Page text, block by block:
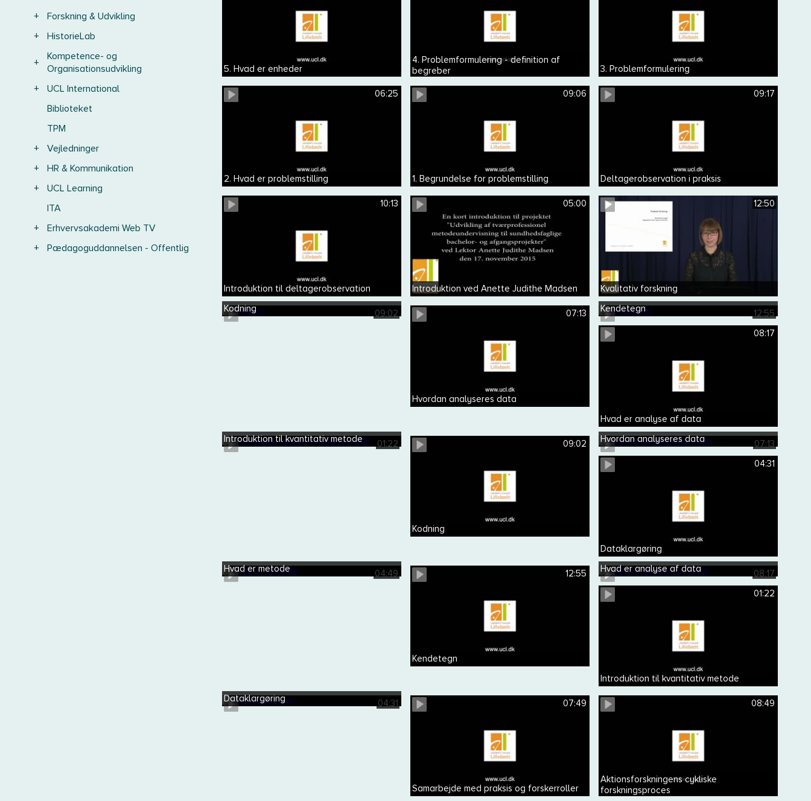
+
Forskning & Udvikling
+
HistorieLab
+
Kompetence- og
Organisationsudvikling
+
UCL International
Biblioteket
TPM
+
Vejledninger
+
HR & Kommunikation
+
UCL Learning
ITA
+
Erhvervsakademi Web TV
+
Pædagoguddannelsen - Offentlig
5. Hvad er enheder
4. Problemformulering - definition af
begreber
3. Problemformulering
06:25
2. Hvad er problemstilling
09:06
1. Begrundelse for problemstilling
09:17
Deltagerobservation i praksis
10:13
Introduktion til deltagerobservation
05:00
Introduktion ved Anette Judithe Madsen
12:50
Kvalitativ forskning
09:02
Kodning 07:13
Hvordan analyseres data
12:55
Kendetegn
08:17
Hvad er analyse af data
01:22
Introduktion til kvantitativ metode 09:02
Kodning
07:13
Hvordan analyseres data
04:31
Dataklargøring
04:49
Hvad er metode 12:55
Kendetegn
08:17
Hvad er analyse af data
01:22
Introduktion til kvantitativ metode
04:31
Dataklargøring 07:49
Samarbejde med praksis og forskerroller
08:49
Aktionsforskningens cykliske
forskningsproces